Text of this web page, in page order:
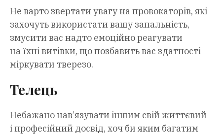
Не варто звертати увагу на провокаторів, які
захочуть використати вашу запальність,
змусити вас надто емоційно реагувати
на їхні витівки, що позбавить вас здатності
міркувати тверезо.
Телець
Небажано нав’язувати іншим свій життєвий
і професійний досвід, хоч би яким багатим